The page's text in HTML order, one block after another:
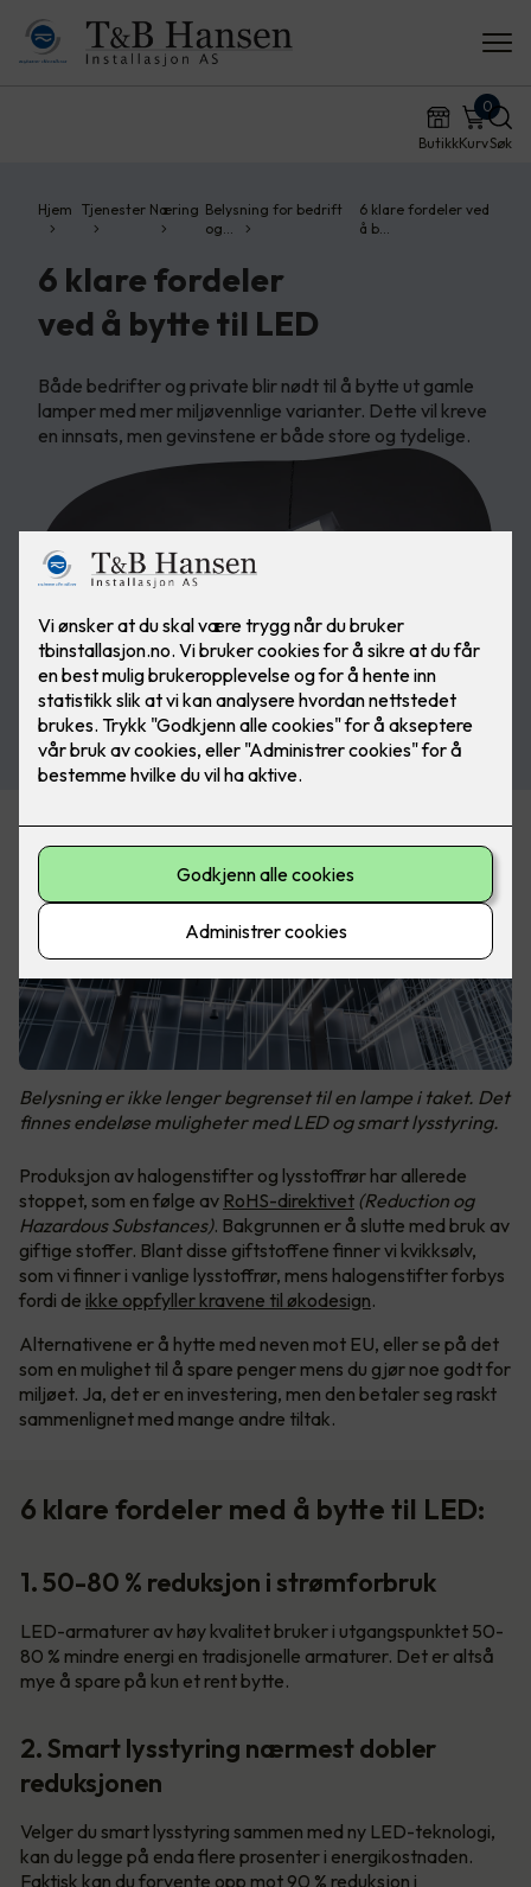
ButikkKurv
0
Søk
Hjem Tjenester Næring Belysning for bedrift
og…
6 klare fordeler ved
å b…
6 klare fordeler
ved å bytte til LED
Både bedrifter og private blir nødt til å bytte ut gamle
lamper med mer miljøvennlige varianter. Dette vil kreve
en innsats, men gevinstene er både store og tydelige.
Belysning er ikke lenger begrenset til en lampe i taket. Det
finnes endeløse muligheter med LED og smart lysstyring.
Produksjon av halogenstifter og lysstoffrør har allerede
stoppet, som en følge av RoHS-direktivet (Reduction og
Hazardous Substances). Bakgrunnen er å slutte med bruk av
giftige stoffer. Blant disse giftstoffene finner vi kvikksølv,
som vi finner i vanlige lysstoffrør, mens halogenstifter forbys
fordi de ikke oppfyller kravene til økodesign.
Alternativene er å hytte med neven mot EU, eller se på det
som en mulighet til å spare penger mens du gjør noe godt for
miljøet. Ja, det er en investering, men den betaler seg raskt
sammenlignet med mange andre tiltak.
6 klare fordeler med å bytte til LED:
1. 50-80 % reduksjon i strømforbruk
LED-armaturer av høy kvalitet bruker i utgangspunktet 50-
80 % mindre energi en tradisjonelle armaturer. Det er altså
mye å spare på kun et rent bytte.
2. Smart lysstyring nærmest dobler
reduksjonen
Velger du smart lysstyring sammen med ny LED-teknologi,
kan du legge på enda flere prosenter i energikostnaden.
Faktisk kan du forvente opp mot 90 % reduksjon i